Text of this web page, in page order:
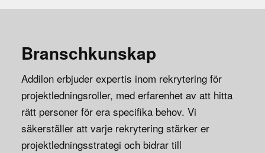
Branschkunskap
Addilon erbjuder expertis inom rekrytering för
projektledningsroller, med erfarenhet av att hitta
rätt personer för era specifika behov. Vi
säkerställer att varje rekrytering stärker er
projektledningsstrategi och bidrar till